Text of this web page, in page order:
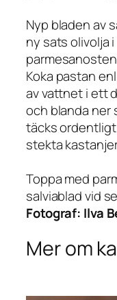
Nyp bladen av
ny sats olivolja
Koka pastan
av vattnet i ett
och blanda ner
täcks
stekta
Toppa med
salviablad vid
Fotograf: Ilva
Mer om